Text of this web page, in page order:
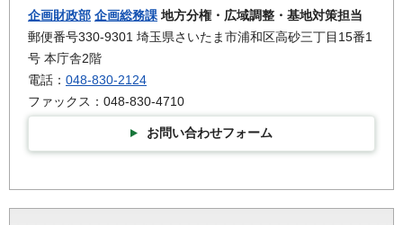
企画財政部 企画総務課 地方分権・広域調整・基地対策担当
郵便番号330-9301 埼玉県さいたま市浦和区高砂三丁目15番1
号 本庁舎2階
電話： 048-830-2124
ファックス：048-830-4710
お問い合わせフォーム